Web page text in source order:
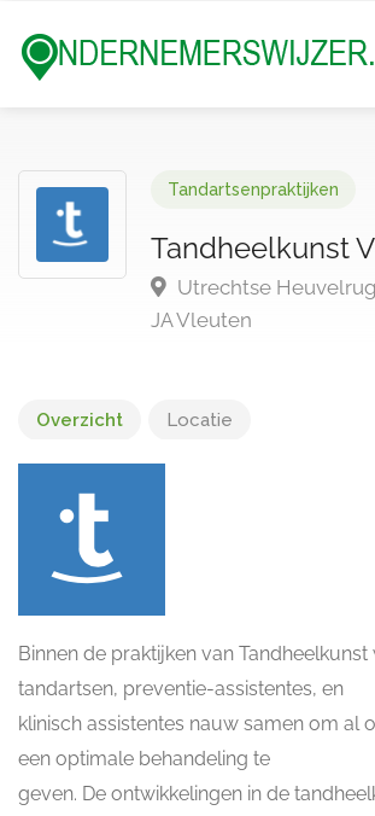
Tandartsenpraktijken
Tandheelkunst
Utrechtse Heuvelrug
JA Vleuten
Overzicht Locatie
Binnen de praktijken van Tandheelkunst
tandartsen, preventie-assistentes, en
klinisch assistentes nauw samen om al
een optimale behandeling te
geven. De ontwikkelingen in de